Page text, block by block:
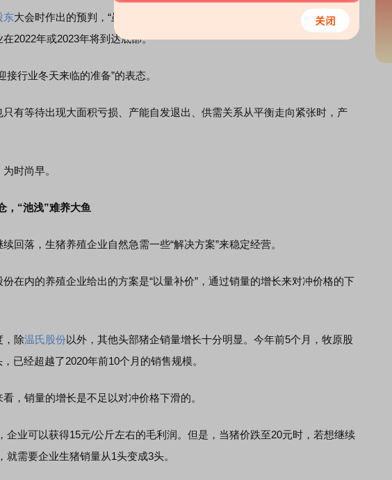
东大会时作出的预判，“虽然未来价格可能有季节性反弹，但生猪价格总体呈
2022年或2023年将到达底部。”
行业冬天来临的准备”的表态。
等待出现大面积亏损、产能自发退出、供需关系从平衡走向紧张时，产
时尚早。
，“池浅”难养大鱼
落，生猪养殖企业自然急需一些“解决方案”来稳定经营。
内的养殖企业给出的方案是“以量补价”，通过销量的增长来对冲价格的下
除温氏股份以外，其他头部猪企销量增长十分明显。今年前5个月，牧原股
已经超越了2020年前10个月的销售规模。
销量的增长是不足以对冲价格下滑的。
业可以获得15元/公斤左右的毛利润。但是，当猪价跌至20元时，若想继续
就需要企业生猪销量从1头变成3头。